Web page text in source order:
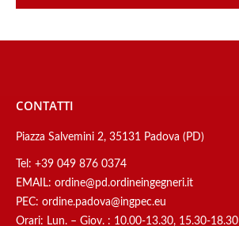
CONTATTI
Piazza Salvemini 2, 35131 Padova (PD)
Tel: +39 049 876 0374
EMAIL: ordine@pd.ordineingegneri.it
PEC: ordine.padova@ingpec.eu
Orari: Lun. – Giov. : 10.00-13.30, 15.30-18.30